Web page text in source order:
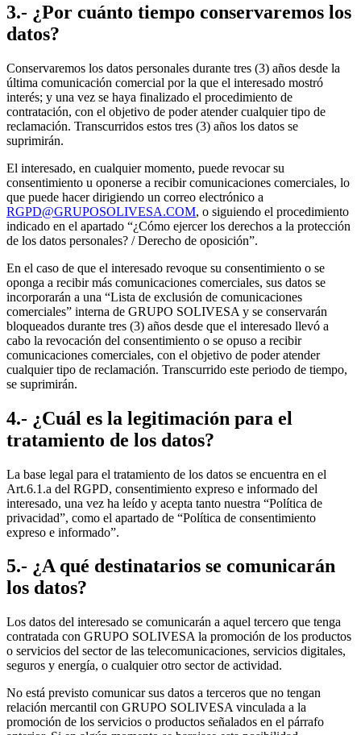
3.- ¿Por cuánto tiempo conservaremos los
datos?
Conservaremos los datos personales durante tres (3) años desde la
última comunicación comercial por la que el interesado mostró
interés; y una vez se haya finalizado el procedimiento de
contratación, con el objetivo de poder atender cualquier tipo de
reclamación. Transcurridos estos tres (3) años los datos se
suprimirán.
El interesado, en cualquier momento, puede revocar su
consentimiento u oponerse a recibir comunicaciones comerciales, lo
que puede hacer dirigiendo un correo electrónico a
RGPD@GRUPOSOLIVESA.COM, o siguiendo el procedimiento
indicado en el apartado “¿Cómo ejercer los derechos a la protección
de los datos personales? / Derecho de oposición”.
En el caso de que el interesado revoque su consentimiento o se
oponga a recibir más comunicaciones comerciales, sus datos se
incorporarán a una “Lista de exclusión de comunicaciones
comerciales” interna de GRUPO SOLIVESA y se conservarán
bloqueados durante tres (3) años desde que el interesado llevó a
cabo la revocación del consentimiento o se opuso a recibir
comunicaciones comerciales, con el objetivo de poder atender
cualquier tipo de reclamación. Transcurrido este periodo de tiempo,
se suprimirán.
4.- ¿Cuál es la legitimación para el
tratamiento de los datos?
La base legal para el tratamiento de los datos se encuentra en el
Art.6.1.a del RGPD, consentimiento expreso e informado del
interesado, una vez ha leído y acepta tanto nuestra “Política de
privacidad”, como el apartado de “Política de consentimiento
expreso e informado”.
5.- ¿A qué destinatarios se comunicarán
los datos?
Los datos del interesado se comunicarán a aquel tercero que tenga
contratada con GRUPO SOLIVESA la promoción de los productos
o servicios del sector de las telecomunicaciones, servicios digitales,
seguros y energía, o cualquier otro sector de actividad.
No está previsto comunicar sus datos a terceros que no tengan
relación mercantil con GRUPO SOLIVESA vinculada a la
promoción de los servicios o productos señalados en el párrafo